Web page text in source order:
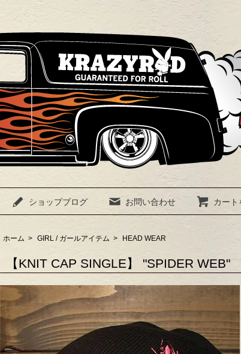
ショップブログ お問い合わせ カート
ホーム > GIRL / ガールアイテム > HEAD WEAR
【KNIT CAP SINGLE】 "SPIDER WEB"